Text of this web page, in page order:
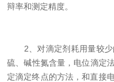
辩率和测定精度。
2、对滴定剂耗用量较少
硫、碱性氮含量，电位
定滴定终点的方法，和直接